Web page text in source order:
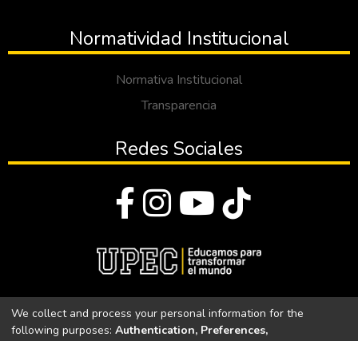
Normatividad Institucional
Normativa Institucional
Transparencia
Redes Sociales
Universidad Politécnica Estatal del Carchi
We collect and process your personal information for the
following purposes: Authentication, Preferences,